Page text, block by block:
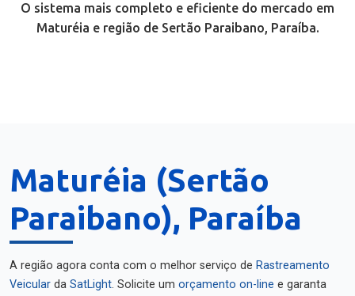
O sistema mais completo e eficiente do mercado em
Maturéia e região de Sertão Paraibano, Paraíba.
Maturéia (Sertão
Paraibano), Paraíba
A região agora conta com o melhor serviço de Rastreamento
Veicular da SatLight. Solicite um orçamento on-line e garanta